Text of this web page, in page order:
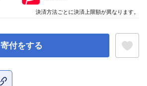
寄付をする
決済方法ごとに決済上限額が異なります。